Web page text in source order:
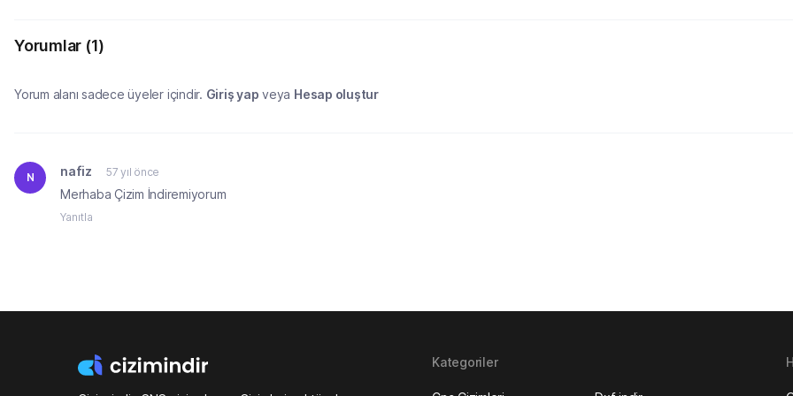
Yorumlar (1)
Yorum alanı sadece üyeler içindir. Giriş yap veya Hesap oluştur
N nafiz 57 yıl önce
Merhaba Çizim İndiremiyorum
Yanıtla
Kategoriler